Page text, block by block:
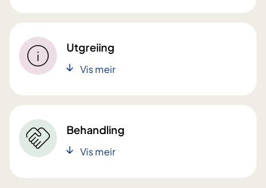
Utgreiing
Vis meir
Behandling
Vis meir